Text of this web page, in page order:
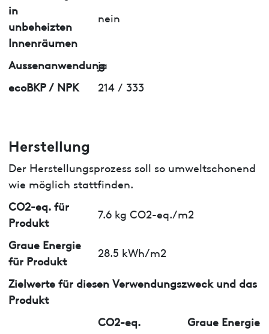
in
unbeheizten
Innenräumen
nein
Aussenanwendung
ja
ecoBKP / NPK
214 / 333
Herstellung
Der Herstellungsprozess soll so umweltschonend
wie möglich stattfinden.
CO2-eq. für
Produkt
7.6 kg CO2-eq./m2
Graue Energie
für Produkt
28.5 kWh/m2
Zielwerte für diesen Verwendungszweck und das
Produkt
CO2-eq.
Graue Energie